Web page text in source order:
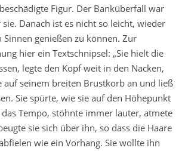
Figur. Der Banküberfall war
Danach ist es nicht so leicht, wieder
Sinnen genießen zu können. Zur
hier ein Textschnipsel: „Sie hielt die
legte den Kopf weit in den Nacken,
auf seinem breiten Brustkorb an und ließ
Sie spürte, wie sie auf den Höhepunkt
Tempo, stöhnte immer lauter, atmete
sie sich über ihn, so dass die Haare
wie ein Vorhang. Sie wollte ihn